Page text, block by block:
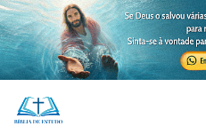
Antigo Testamento